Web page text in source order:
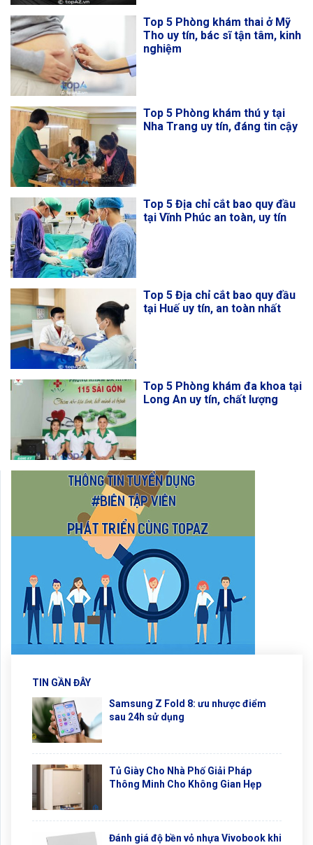
Top 5 Phòng khám thai ở Mỹ
Tho uy tín, bác sĩ tận tâm, kinh
nghiệm
Top 5 Phòng khám thú y tại
Nha Trang uy tín, đáng tin cậy
Top 5 Địa chỉ cắt bao quy đầu
tại Vĩnh Phúc an toàn, uy tín
Top 5 Địa chỉ cắt bao quy đầu
tại Huế uy tín, an toàn nhất
Top 5 Phòng khám đa khoa tại
Long An uy tín, chất lượng
TIN GẦN ĐÂY
Samsung Z Fold 8: ưu nhược điểm
sau 24h sử dụng
Tủ Giày Cho Nhà Phố Giải Pháp
Thông Minh Cho Không Gian Hẹp
Đánh giá độ bền vỏ nhựa Vivobook khi